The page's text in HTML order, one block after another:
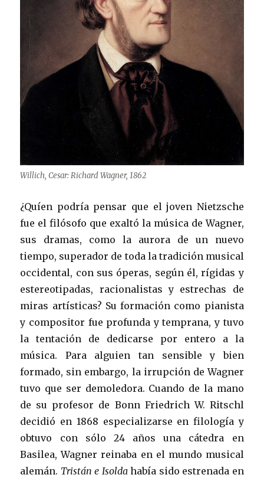
Willich, Cesar: Richard Wagner, 1862
¿Quíen podría pensar que el joven Nietzsche
fue el filósofo que exaltó la música de Wagner,
sus dramas, como la aurora de un nuevo
tiempo, superador de toda la tradición musical
occidental, con sus óperas, según él, rígidas y
estereotipadas, racionalistas y estrechas de
miras artísticas? Su formación como pianista
y compositor fue profunda y temprana, y tuvo
la tentación de dedicarse por entero a la
música. Para alguien tan sensible y bien
formado, sin embargo, la irrupción de Wagner
tuvo que ser demoledora. Cuando de la mano
de su profesor de Bonn Friedrich W. Ritschl
decidió en 1868 especializarse en filología y
obtuvo con sólo 24 años una cátedra en
Basilea, Wagner reinaba en el mundo musical
alemán. Tristán e Isoldahabía sido estrenada en